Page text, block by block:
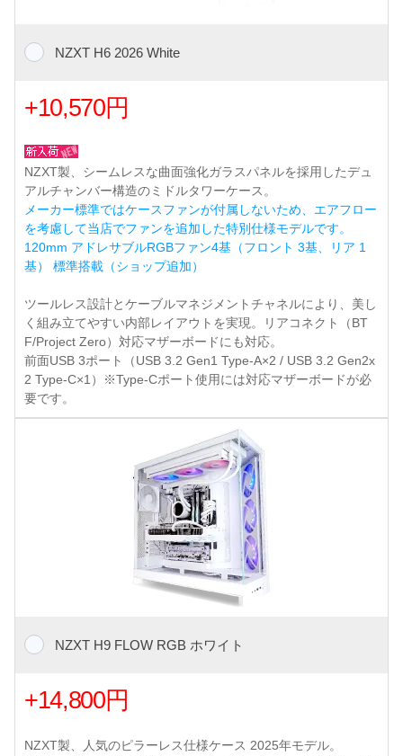
NZXT H6 2026 White
+10,570円
NZXT製、シームレスな曲面強化ガラスパネルを採用したデュ
アルチャンバー構造のミドルタワーケース。
メーカー標準ではケースファンが付属しないため、エアフロー
を考慮して当店でファンを追加した特別仕様モデルです。
120mm アドレサブルRGBファン4基（フロント 3基、リア 1
基） 標準搭載（ショップ追加）
ツールレス設計とケーブルマネジメントチャネルにより、美し
く組み立てやすい内部レイアウトを実現。リアコネクト（BT
F/Project Zero）対応マザーボードにも対応。
前面USB 3ポート（USB 3.2 Gen1 Type-A×2 / USB 3.2 Gen2x
2 Type-C×1）※Type-Cポート使用には対応マザーボードが必
要です。
NZXT H9 FLOW RGB ホワイト
+14,800円
NZXT製、人気のピラーレス仕様ケース 2025年モデル。